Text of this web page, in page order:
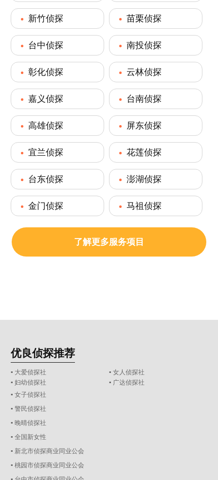
新竹侦探 苗栗侦探
台中侦探 南投侦探
彰化侦探 云林侦探
嘉义侦探 台南侦探
高雄侦探 屏东侦探
宜兰侦探 花莲侦探
台东侦探 澎湖侦探
金门侦探 马祖侦探
了解更多服务项目
优良侦探推荐
▪ 大爱侦探社
▪ 女人侦探社
▪ 妇幼侦探社
▪ 广达侦探社
▪ 女子侦探社
▪ 警民侦探社
▪ 晚晴侦探社
▪ 全国新女性
▪ 新北市侦探商业同业公会
▪ 桃园市侦探商业同业公会